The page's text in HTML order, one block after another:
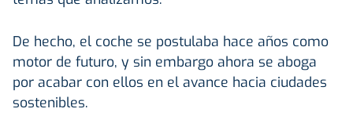
De hecho, el coche se postulaba hace años como
motor de futuro, y sin embargo ahora se aboga
por acabar con ellos en el avance hacia ciudades
sostenibles.